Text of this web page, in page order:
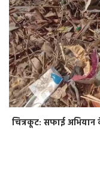
चित्रकूट: सफाई